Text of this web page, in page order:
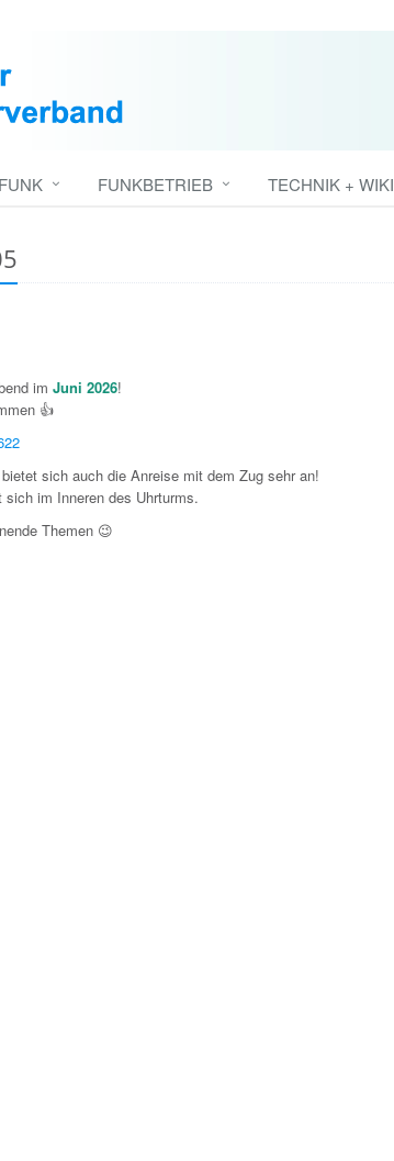
FUNKBETRIEB TECHNIK + WIKI
imJuni 2026!
👍
sich auch die Anreise mit dem Zug sehr an!
sich im Inneren des Uhrturms.
Themen 😉